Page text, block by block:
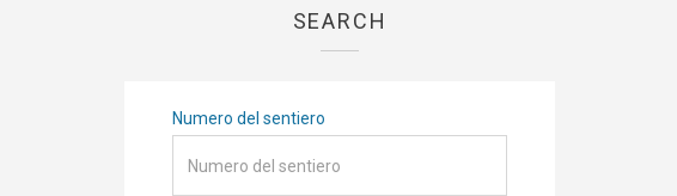
SEARCH
Numero del sentiero